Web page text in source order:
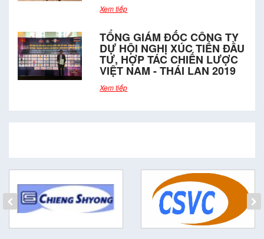
Xem tiếp
TỔNG GIÁM ĐỐC CÔNG TY
DỰ HỘI NGHỊ XÚC TIẾN ĐẦU
TƯ, HỢP TÁC CHIẾN LƯỢC
VIỆT NAM - THÁI LAN 2019
Xem tiếp